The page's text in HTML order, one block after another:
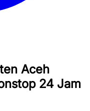
Aceh
24 Jam